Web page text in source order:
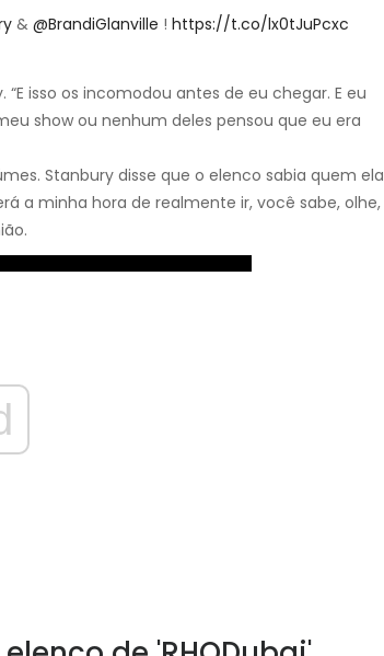
& @BrandiGlanville ! https://t.co/lx0tJuPcxc
isso os incomodou antes de eu chegar. E eu
show ou nenhum deles pensou que eu era
Stanbury disse que o elenco sabia quem ela
a minha hora de realmente ir, você sabe, olhe,